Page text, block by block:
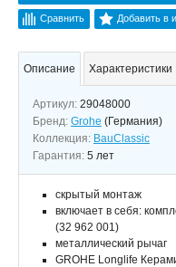
Сравнить Добавить в
Описание Характеристики
Артикул: 29048000
Бренд: Grohe (Германия)
Коллекция: BauClassic
Гарантия: 5 лет
скрытый монтаж
включает в себя:
(32 962 001)
металлический рычаг
GROHE Longlife